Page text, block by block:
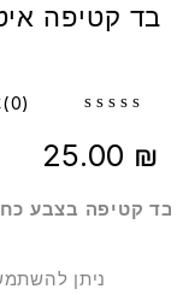
קטיפה בצבע כחול
ניתן
25.00₪